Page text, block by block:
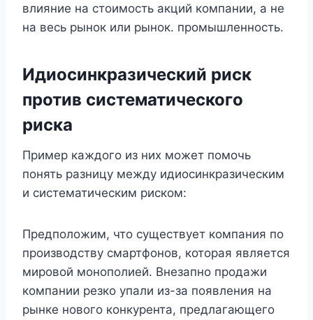
влияние на стоимость акций компании, а не
на весь рынок или рынок. промышленность.
Идиосинкразический риск
против систематического
риска
Пример каждого из них может помочь
понять разницу между идиосинкразическим
и систематическим риском:
Предположим, что существует компания по
производству смартфонов, которая является
мировой монополией. Внезапно продажи
компании резко упали из-за появления на
рынке нового конкурента, предлагающего